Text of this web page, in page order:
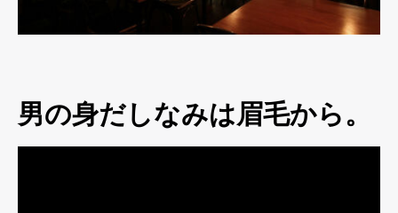
男の身だしなみは眉毛から。